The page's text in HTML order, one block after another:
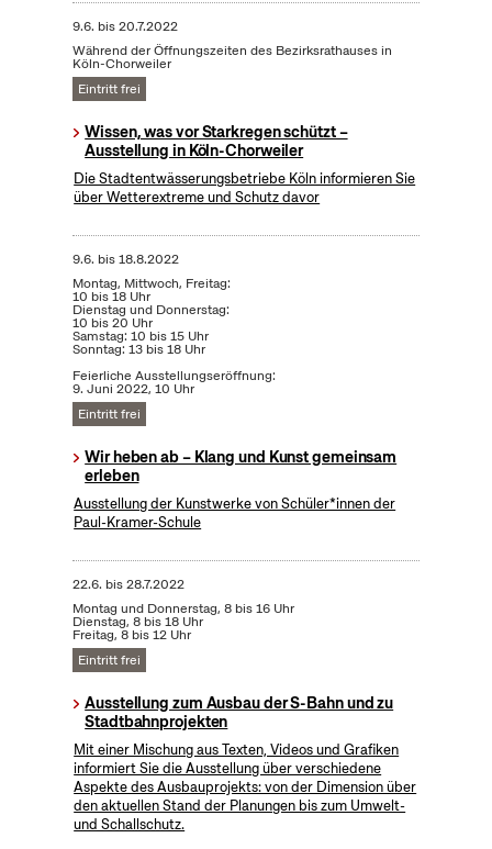
9.6. bis20.7.2022
Während der Öffnungszeiten des Bezirksrathauses in
Köln-Chorweiler
Eintritt frei
Wissen, was vor Starkregen schützt –
Ausstellung in Köln-Chorweiler
Die Stadtentwässerungsbetriebe Köln informieren Sie
über Wetterextreme und Schutz davor
9.6. bis18.8.2022
Montag, Mittwoch, Freitag:
10 bis 18 Uhr
Dienstag und Donnerstag:
10 bis 20 Uhr
Samstag: 10 bis 15 Uhr
Sonntag: 13 bis 18 Uhr
Feierliche Ausstellungseröffnung:
9. Juni 2022, 10 Uhr
Eintritt frei
Wir heben ab – Klang und Kunst gemeinsam
erleben
Ausstellung der Kunstwerke von Schüler*innen der
Paul-Kramer-Schule
22.6. bis28.7.2022
Montag und Donnerstag, 8 bis 16 Uhr
Dienstag, 8 bis 18 Uhr
Freitag, 8 bis 12 Uhr
Eintritt frei
Ausstellung zum Ausbau der S-Bahn und zu
Stadtbahnprojekten
Mit einer Mischung aus Texten, Videos und Grafiken
informiert Sie die Ausstellung über verschiedene
Aspekte des Ausbauprojekts: von der Dimension über
den aktuellen Stand der Planungen bis zum Umwelt-
und Schallschutz.